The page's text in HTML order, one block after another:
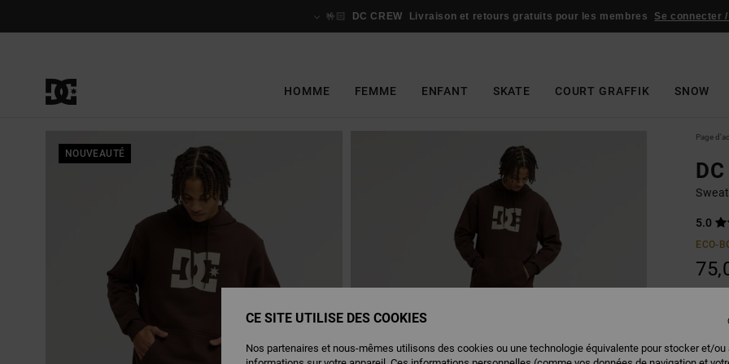
🤟🏻 DC CREW Livraison et retours gratuits pour les membres Se connecter
HOMME FEMME ENFANT SKATE COURT GRAFFIK SNOW
NOUVEAUTÉ
Page
5.0
ECO-
CE SITE UTILISE DES COOKIES
Nos partenaires et nous-mêmes utilisons des cookies ou une technologie équivalente pour stocker et/ou